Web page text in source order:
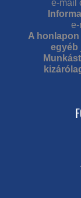
e-mail
e-
A
egyéb